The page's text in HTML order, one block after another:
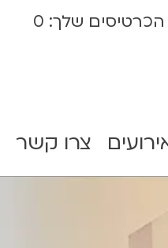
הכרטיסים שלך: 0
צרו קשר